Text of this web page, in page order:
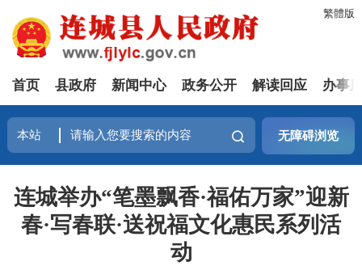
繁體版
首页 县政府 新闻中心 政务公开 解读回应 办事
无障碍浏览
连城举办“笔墨飘香·福佑万家”迎新
春·写春联·送祝福文化惠民系列活
动